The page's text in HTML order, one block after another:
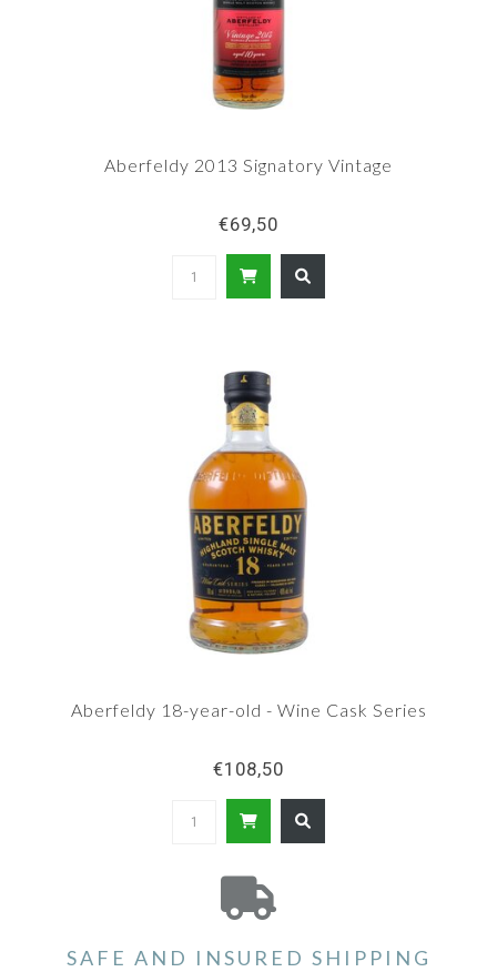
Aberfeldy 2013 Signatory Vintage
€69,50
Aberfeldy 18-year-old - Wine Cask Series
€108,50
SAFE AND INSURED SHIPPING